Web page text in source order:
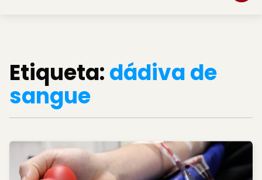
Etiqueta:dádiva de
sangue